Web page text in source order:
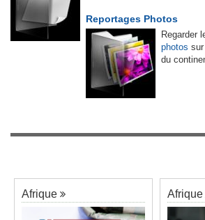
Reportages Photos
Regarder
photos
du
Afrique